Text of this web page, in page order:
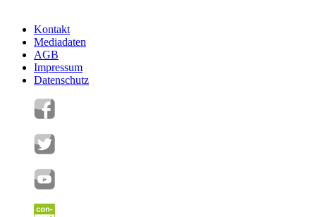
Kontakt
Mediadaten
AGB
Impressum
Datenschutz